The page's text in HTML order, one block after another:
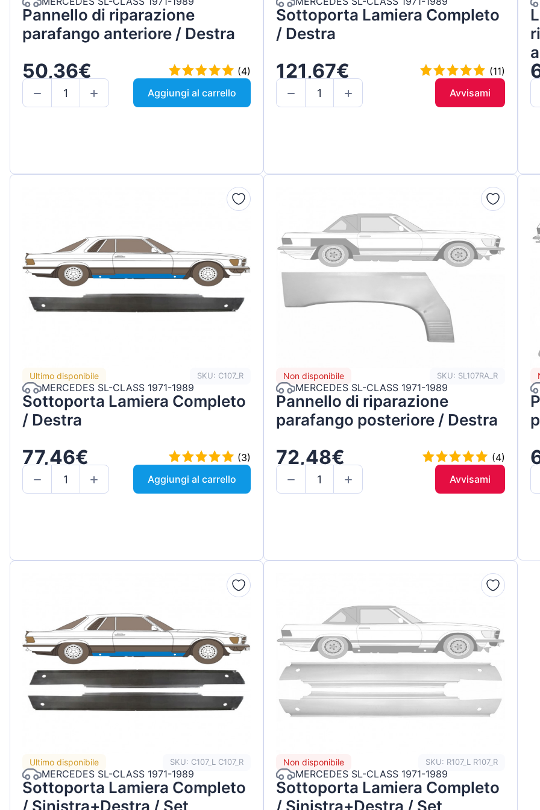
Pannello di riparazione
parafango anteriore / Destra
50,36€
(4)
Aggiungi al carrello
Sottoporta Lamiera Completo
/ Destra
121,67€
(11)
Avvisami
Ultimo disponibile SKU: C107_R
MERCEDES SL-CLASS 1971-1989
Sottoporta Lamiera Completo
/ Destra
77,46€
(3)
Aggiungi al carrello
Non disponibile SKU: SL107RA_R
MERCEDES SL-CLASS 1971-1989
Pannello di riparazione
parafango posteriore / Destra
72,48€
(4)
Avvisami
Ultimo disponibile SKU: C107_L C107_R
MERCEDES SL-CLASS 1971-1989
Sottoporta Lamiera Completo
/ Sinistra+Destra / Set
Non disponibile SKU: R107_L R107_R
MERCEDES SL-CLASS 1971-1989
Sottoporta Lamiera Completo
/ Sinistra+Destra / Set